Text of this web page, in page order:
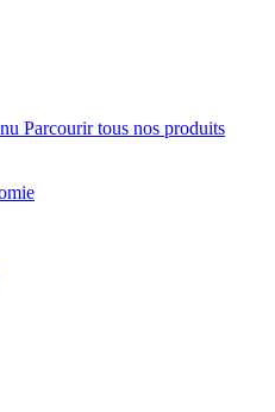
Parcourir tous nos produits